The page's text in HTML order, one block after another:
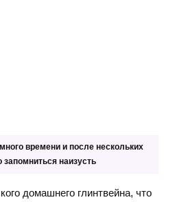
времени и после нескольких
запомниться наизусть
домашнего глинтвейна, что